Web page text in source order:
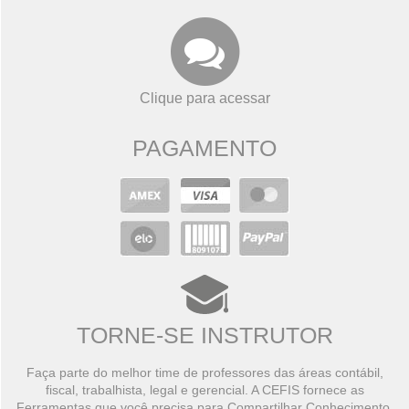
Clique para acessar
PAGAMENTO
TORNE-SE INSTRUTOR
Faça parte do melhor time de professores das áreas contábil,
fiscal, trabalhista, legal e gerencial. A CEFIS fornece as